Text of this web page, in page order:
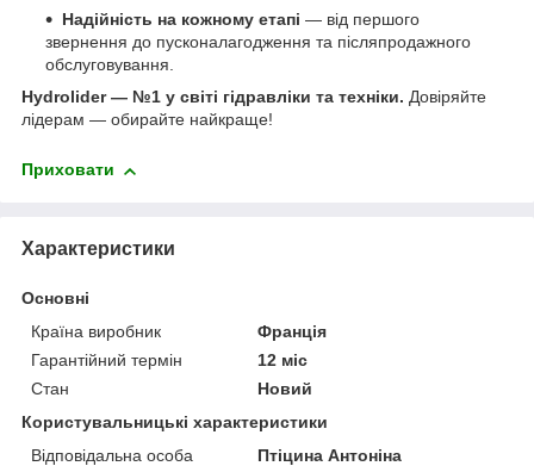
Надійність на кожному етапі — від першого
звернення до пусконалагодження та післяпродажного
обслуговування.
Hydrolider — №1 у світі гідравліки та техніки. Довіряйте
лідерам — обирайте найкраще!
Приховати
Характеристики
Основні
Країна виробник
Франція
Гарантійний термін
12 міс
Стан
Новий
Користувальницькі характеристики
Відповідальна особа
Птіцина Антоніна